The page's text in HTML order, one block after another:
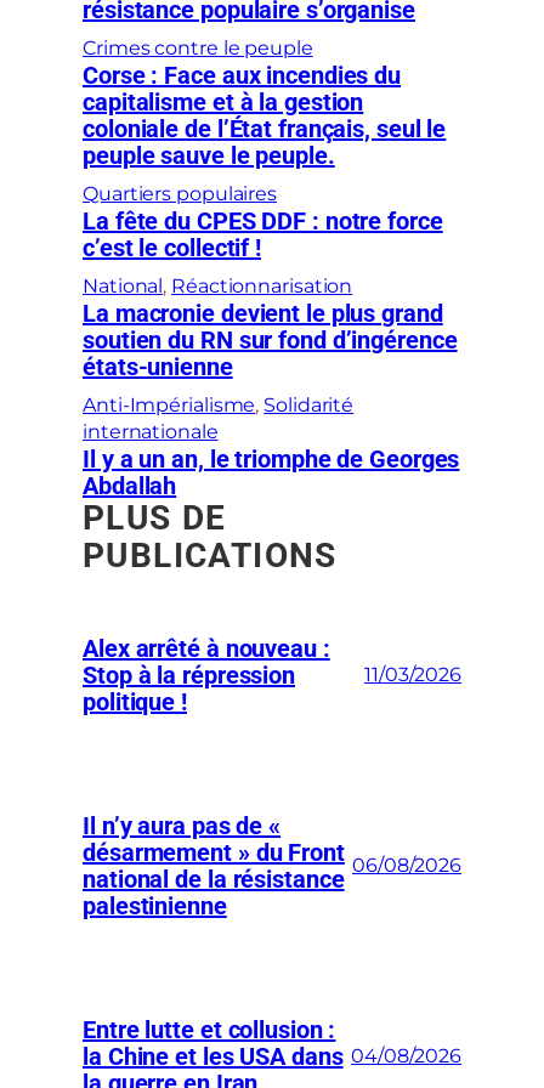
résistance populaire s’organise
Crimes contre le peuple
Corse : Face aux incendies du
capitalisme et à la gestion
coloniale de l’État français, seul le
peuple sauve le peuple.
Quartiers populaires
La fête du CPES DDF : notre force
c’est le collectif !
National , Réactionnarisation
La macronie devient le plus grand
soutien du RN sur fond d’ingérence
états-unienne
Anti-Impérialisme, Solidarité
internationale
Il y a un an, le triomphe de Georges
Abdallah
PLUS DE
PUBLICATIONS
Alex arrêté à nouveau :
Stop à la répression
politique !
11/03/2026
Il n’y aura pas de «
désarmement » du Front
national de la résistance
palestinienne
06/08/2026
Entre lutte et collusion :
la Chine et les USA dans 04/08/2026